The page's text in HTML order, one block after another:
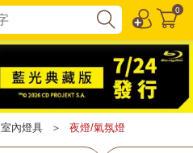
0
室內燈具 ＞ 夜燈/氣氛燈